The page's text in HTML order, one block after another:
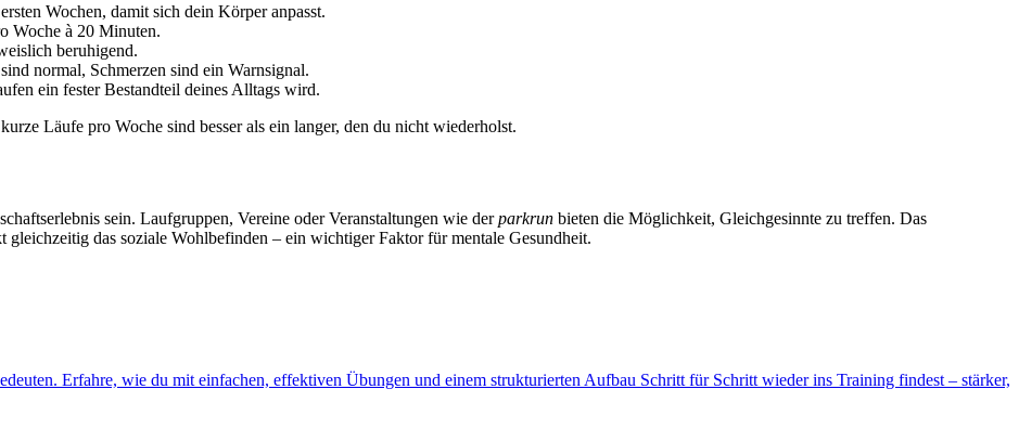
Wochen, damit sich dein Körper anpasst.
Woche à 20 Minuten.
beruhigend.
normal, Schmerzen sind ein Warnsignal.
ein fester Bestandteil deines Alltags wird.
Läufe pro Woche sind besser als ein langer, den du nicht wiederholst.
sein. Laufgruppen, Vereine oder Veranstaltungen wie derparkrun bieten die Möglichkeit, Gleichgesinnte zu treffen. Das
das soziale Wohlbefinden – ein wichtiger Faktor für mentale Gesundheit.
Erfahre, wie du mit einfachen, effektiven Übungen und einem strukturierten Aufbau Schritt für Schritt wieder ins Training findest – stärker,